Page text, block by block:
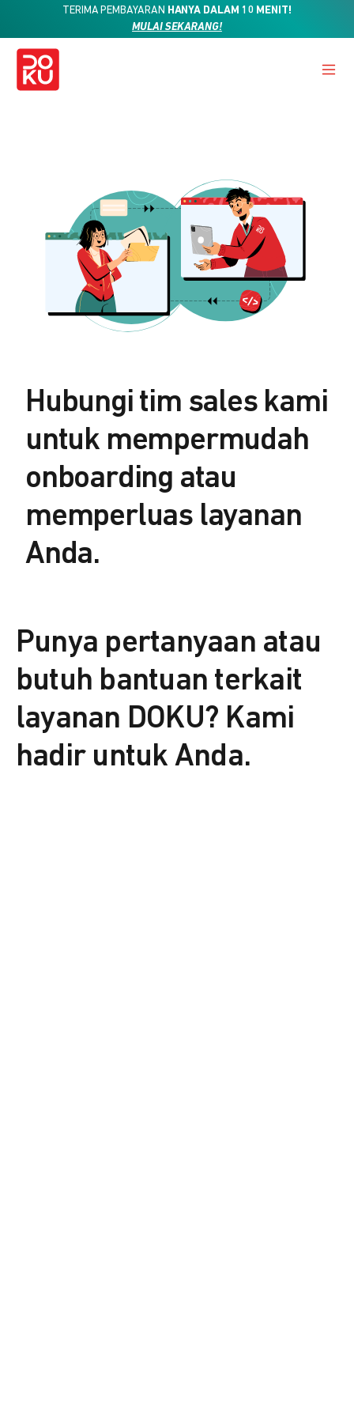
TERIMA PEMBAYARAN HANYA DALAM 10 MENIT!
MULAI SEKARANG!
Hubungi tim sales kami
untuk mempermudah
onboarding atau
memperluas layanan
Anda.
Punya pertanyaan atau
butuh bantuan terkait
layanan DOKU? Kami
hadir untuk Anda.